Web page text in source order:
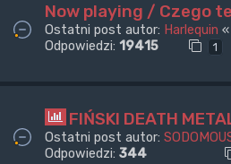
Now playing / Czego
Ostatni post autor: Harlequin «
Odpowiedzi: 19415 1
FIŃSKI DEATH
Ostatni post autor:
Odpowiedzi: 344